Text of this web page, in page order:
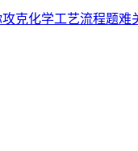
克化学工艺流程题难